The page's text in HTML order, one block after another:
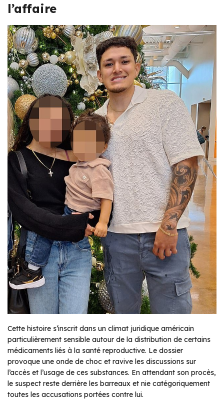
l’affaire
Cette histoire s’inscrit dans un climat juridique américain
particulièrement sensible autour de la distribution de certains
médicaments liés à la santé reproductive. Le dossier
provoque une onde de choc et ravive les discussions sur
l’accès et l’usage de ces substances. En attendant son procès,
le suspect reste derrière les barreaux et nie catégoriquement
toutes les accusations portées contre lui.